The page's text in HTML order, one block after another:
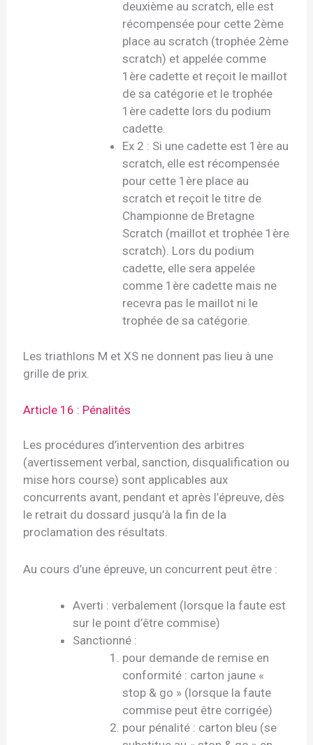
deuxième au scratch, elle est
récompensée pour cette 2ème
place au scratch (trophée 2ème
scratch) et appelée comme
1ère cadette et reçoit le maillot
de sa catégorie et le trophée
1ère cadette lors du podium
cadette.
Ex 2 : Si une cadette est 1ère au
scratch, elle est récompensée
pour cette 1ère place au
scratch et reçoit le titre de
Championne de Bretagne
Scratch (maillot et trophée 1ère
scratch). Lors du podium
cadette, elle sera appelée
comme 1ère cadette mais ne
recevra pas le maillot ni le
trophée de sa catégorie.
Les triathlons M et XS ne donnent pas lieu à une
grille de prix.
Article 16 : Pénalités
Les procédures d’intervention des arbitres
(avertissement verbal, sanction, disqualification ou
mise hors course) sont applicables aux
concurrents avant, pendant et après l’épreuve, dès
le retrait du dossard jusqu’à la fin de la
proclamation des résultats.
Au cours d’une épreuve, un concurrent peut être :
Averti : verbalement (lorsque la faute est
sur le point d’être commise)
Sanctionné :
pour demande de remise en
conformité : carton jaune «
stop & go » (lorsque la faute
commise peut être corrigée)
pour pénalité : carton bleu (se